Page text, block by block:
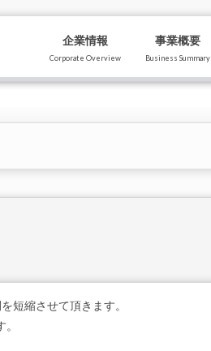
企業情報
Corporate Overview
事業概要
Business Summary
短縮させて頂きます。